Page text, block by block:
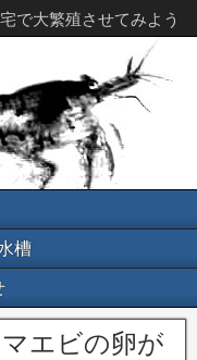
で大繁殖させてみよう
槽
エビの卵が